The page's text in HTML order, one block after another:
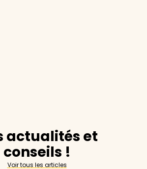
actualités et
conseils !
Voir tous les articles